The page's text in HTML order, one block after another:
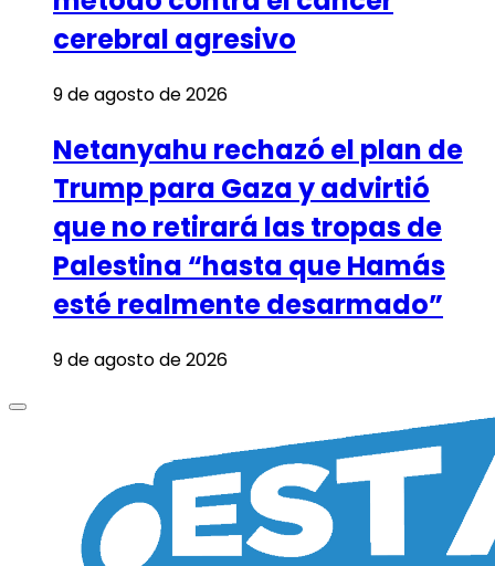
cerebral agresivo
9 de agosto de 2026
Netanyahu rechazó el plan de
Trump para Gaza y advirtió
que no retirará las tropas de
Palestina “hasta que Hamás
esté realmente desarmado”
9 de agosto de 2026